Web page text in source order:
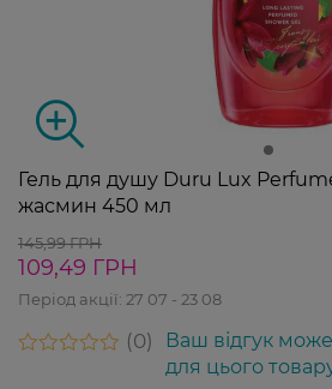
Гель для душу Duru Lux
жасмин 450 мл
145,99 ГРН
109,49 ГРН
Період акції: 27 07 - 23 08
0
Ваш відгук
для цього